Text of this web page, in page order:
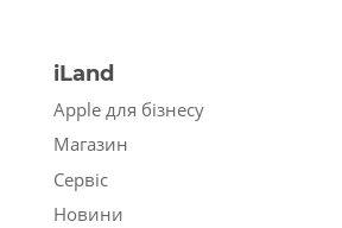
iLand
Apple для бізнесу
Магазин
Сервіс
Новини